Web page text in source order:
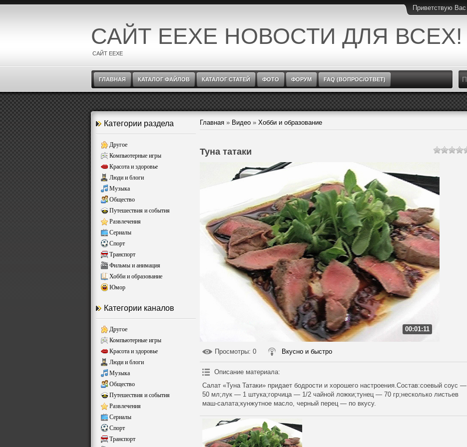
Приветствую Вас
САЙТ EEXE НОВОСТИ ДЛЯ ВСЕХ!
САЙТ EEXE
ГЛАВНАЯ КАТАЛОГ ФАЙЛОВ КАТАЛОГ СТАТЕЙ ФОТО ФОРУМ FAQ (ВОПРОС/ОТВЕТ)
Категории раздела
Другое
Компьютерные игры
Красота и здоровье
Люди и блоги
Музыка
Общество
Путешествия и события
Развлечения
Сериалы
Спорт
Транспорт
Фильмы и анимация
Хобби и образование
Юмор
Категории каналов
Другое
Компьютерные игры
Красота и здоровье
Люди и блоги
Музыка
Общество
Путешествия и события
Развлечения
Сериалы
Спорт
Транспорт
Главная » Видео » Хобби и образование
Туна татаки
00:01:11
Просмотры: 0 Вкусно и быстро
Описание материала:
Салат «Туна Татаки» придает бодрости и хорошего настроения.Состав:соевый соус —
50 мл;лук — 1 штука;горчица — 1/2 чайной ложки;тунец — 70 гр;несколько листьев
маш-салата;кунжутное масло, черный перец — по вкусу.